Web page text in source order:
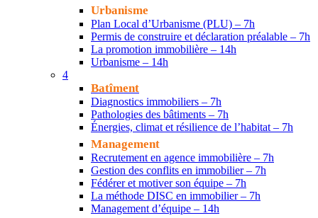
Urbanisme
Plan Local d’Urbanisme (PLU) – 7h
Permis de construire et déclaration préalable – 7h
La promotion immobilière – 14h
Urbanisme – 14h
4
Batîment
Diagnostics immobiliers – 7h
Pathologies des bâtiments – 7h
Énergies, climat et résilience de l’habitat – 7h
Management
Recrutement en agence immobilière – 7h
Gestion des conflits en immobilier – 7h
Fédérer et motiver son équipe – 7h
La méthode DISC en immobilier – 7h
Management d’équipe – 14h